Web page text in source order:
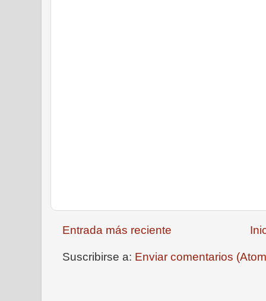
Entrada más reciente
Suscribirse a: Enviar comentarios